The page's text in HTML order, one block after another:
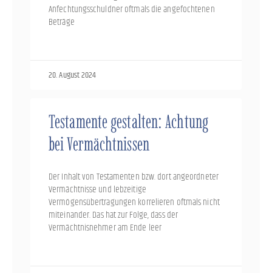
Anfechtungsschuldner oftmals die angefochtenen
Beträge
20. August 2024
Testamente gestalten: Achtung
bei Vermächtnissen
Der Inhalt von Testamenten bzw. dort angeordneter
Vermächtnisse und lebzeitige
Vermögensübertragungen korrelieren oftmals nicht
miteinander. Das hat zur Folge, dass der
Vermächtnisnehmer am Ende leer